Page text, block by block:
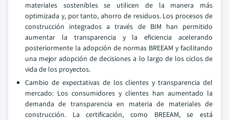
materiales sostenibles se utilicen de la manera más
optimizada y, por tanto, ahorro de residuos. Los procesos de
construcción integrados a través de BIM han permitido
aumentar la transparencia y la eficiencia acelerando
posteriormente la adopción de normas BREEAM y facilitando
una mejor adopción de decisiones a lo largo de los ciclos de
vida de los proyectos.
Cambio de expectativas de los clientes y transparencia del
mercado: Los consumidores y clientes han aumentado la
demanda de transparencia en materia de materiales de
construcción. La certificación, como BREEAM, se está